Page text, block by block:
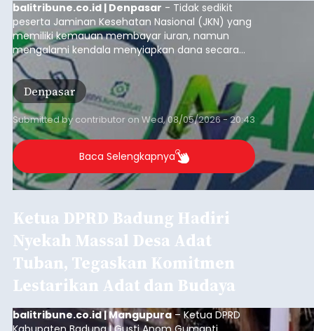
balitribune.co.id | Denpasar - Tidak sedikit
peserta Jaminan Kesehatan Nasional (JKN) yang
memiliki kemauan membayar iuran, namun
mengalami kendala menyiapkan dana secara
penuh saat jatuh tempo pembayaran iuran.
Kondisi ini terutama dialami oleh peserta
segmen Pekerja Bukan Penerima Upah (PBPU)
yang memiliki penghasilan tidak tetap.
Denpasar
Submitted by contributor on Wed, 08/05/2026 - 20:43
Baca Selengkapnya
Ketua DPRD Badung Hadiri
Nyekah Massal Desa Adat
Tuban, Tegaskan Komitmen
Lestarikan Adat dan Budaya
balitribune.co.id | Mangupura– Ketua DPRD